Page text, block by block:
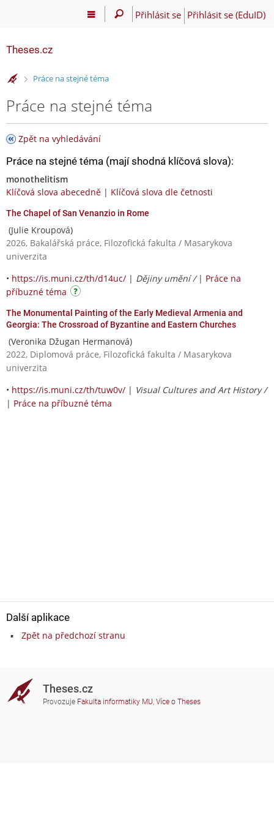
Přihlásit se Přihlásit se (EduID)
Theses.cz
>Práce na stejné téma
Práce na stejné téma
Zpět na vyhledávání
Práce na stejné téma (mají shodná klíčová slova):
monothelitism
Klíčová slova abecedně | Klíčová slova dle četnosti
The Chapel of San Venanzio in Rome
(Julie Kroupová)
2026, Bakalářská práce, Filozofická fakulta / Masarykova
univerzita
• https://is.muni.cz/th/d14uc/ | Dějiny umění / | Práce na
příbuzné téma
The Monumental Painting of the Early Medieval Armenia and
Georgia: The Crossroad of Byzantine and Eastern Churches
(Veronika Džugan Hermanová)
2022, Diplomová práce, Filozofická fakulta / Masarykova
univerzita
• https://is.muni.cz/th/tuw0v/ | Visual Cultures and Art History /
| Práce na příbuzné téma
Další aplikace
Zpět na předchozí stranu
Theses.cz
Provozuje Fakulta informatiky MU, Více o Theses